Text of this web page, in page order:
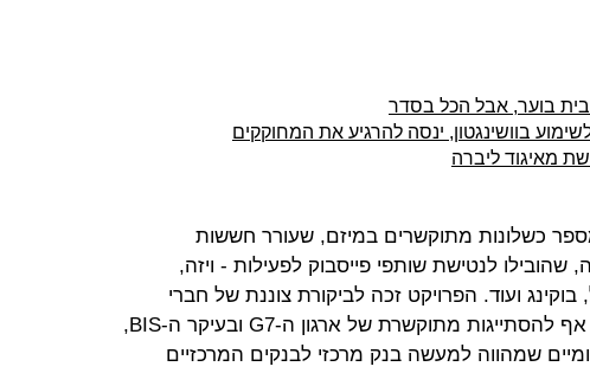
בוער, אבל הכל בסדר
בוושינגטון, ינסה להרגיע את המחוקקים
מאיגוד ליברה
כשלונות מתוקשרים במיזם, שעורר חששות
שהובילו לנטישת שותפי פייסבוק לפעילות - ויזה,
ועוד. הפרויקט זכה לביקורת צוננת של חברי
קונגרס ובסוף השבוע שעבר אף להסתייגות מתוקשרת של ארגון ה-G7 ובעיקר ה-BIS,
שמהווה למעשה בנק מרכזי לבנקים המרכזיים